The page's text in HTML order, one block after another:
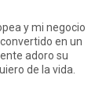
y mi negocio
en un
adoro su
de la vida.